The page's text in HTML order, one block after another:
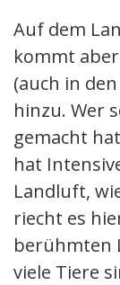
Auf dem
kommt
(auch in
hinzu. Wer
gemacht
hat
Landluft,
riecht es
berühmten
viele Tiere